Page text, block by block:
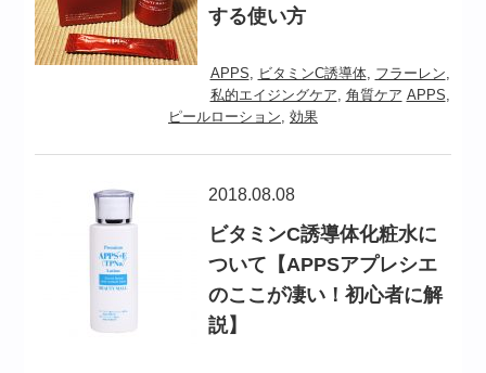
する使い方
APPS, ビタミンC誘導体, フラーレン,
私的エイジングケア, 角質ケア APPS,
ピールローション, 効果
2018.08.08
ビタミンC誘導体化粧水に
ついて【APPSアプレシエ
のここが凄い！初心者に解
説】